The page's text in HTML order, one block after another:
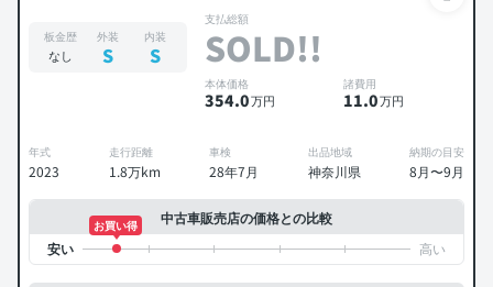
板金歴
なし
外装
S
内装
S
支払総額
SOLD!!
本体価格
354.0万円
諸費用
11.0万円
年式
2023
走行距離
1.8万km
車検
28年7月
出品地域
神奈川県
納期の目安
8月〜9月
中古車販売店の価格との比較
お買い得